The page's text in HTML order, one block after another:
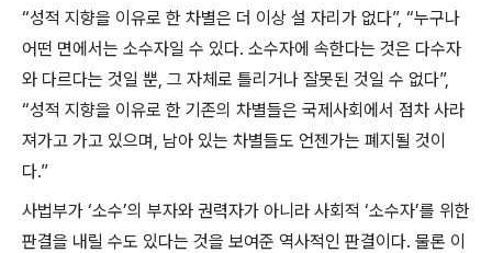
“성적 지향을 이유로 한 차별은 더 이상 설 자리가 없다”, “누구나
어떤 면에서는 소수자일 수 있다. 소수자에 속한다는 것은 다수자
와 다르다는 것일 뿐, 그 자체로 틀리거나 잘못된 것일 수 없다”,
“성적 지향을 이유로 한 기존의 차별들은 국제사회에서 점차 사라
져가고 가고 있으며, 남아 있는 차별들도 언젠가는 폐지될 것이
다.”
사법부가 ‘소수’의 부자와 권력자가 아니라 사회적 ‘소수자’를 위한
판결을 내릴 수도 있다는 것을 보여준 역사적인 판결이다. 물론 이